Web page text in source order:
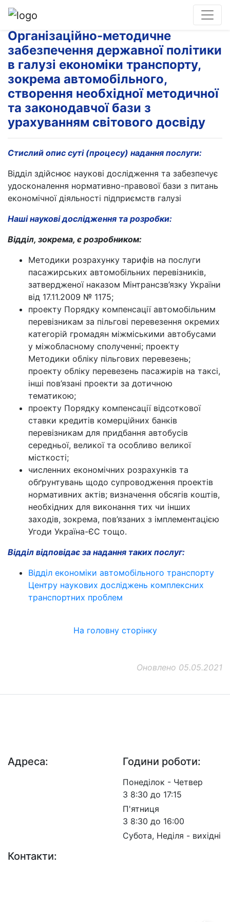
Організаційно-методичне
забезпечення державної політики
в галузі економіки транспорту,
зокрема автомобільного,
створення необхідної методичної
та законодавчої бази з
урахуванням світового досвіду
Стислий опис суті (процесу) надання послуги:
Відділ здійснює наукові дослідження та забезпечує
удосконалення нормативно-правової бази з питань
економічної діяльності підприємств галузі
Наші наукові дослідження та розробки:
Відділ, зокрема, є розробником:
Методики розрахунку тарифів на послуги
пасажирських автомобільних перевізників,
затвердженої наказом Мінтрансзв’язку України
від 17.11.2009 № 1175;
проекту Порядку компенсації автомобільним
перевізникам за пільгові перевезення окремих
категорій громадян міжміськими автобусами
у міжобласному сполученні; проекту
Методики обліку пільгових перевезень;
проекту обліку перевезень пасажирів на таксі,
інші пов’язані проекти за дотичною
тематикою;
проекту Порядку компенсації відсоткової
ставки кредитів комерційних банків
перевізникам для придбання автобусів
середньої, великої та особливо великої
місткості;
численних економічних розрахунків та
обґрунтувань щодо супроводження проектів
нормативних актів; визначення обсягів коштів,
необхідних для виконання тих чи інших
заходів, зокрема, пов’язаних з імплементацією
Угоди Україна-ЄС тощо.
Відділ відповідає за надання таких послуг:
Відділ економіки автомобільного транспорту
Центру наукових досліджень комплексних
транспортних проблем
На головну сторінку
Оновлено 05.05.2021
Адреса: Години роботи:
Понеділок - Четвер
З 8:30 до 17:15
П'ятниця
З 8:30 до 16:00
Субота, Неділя - вихідні
Контакти: